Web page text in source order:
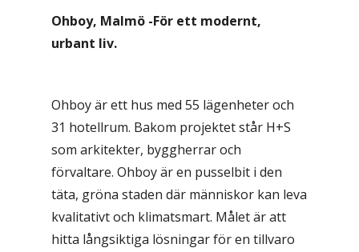
Ohboy, Malmö -För ett modernt,
urbant liv.
Ohboy är ett hus med 55 lägenheter och
31 hotellrum. Bakom projektet står H+S
som arkitekter, byggherrar och
förvaltare. Ohboy är en pusselbit i den
täta, gröna staden där människor kan leva
kvalitativt och klimatsmart. Målet är att
hitta långsiktiga lösningar för en tillvaro